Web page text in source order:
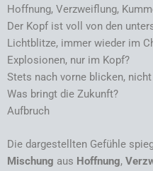
Hoffnung, Verzweiflung,
Der Kopf ist voll von den
Lichtblitze, immer wieder im
Explosionen, nur im Kopf?
Stets nach vorne blicken,
Was bringt die Zukunft?
Aufbruch
Die dargestellten Gefühle
Mischung aus Hoffnung,